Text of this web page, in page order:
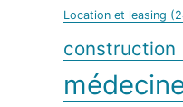
Location et leasing
construction